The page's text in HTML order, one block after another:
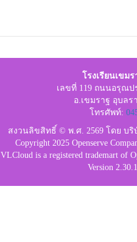
โรงเรียนเขม
เลขที่ 119 ถนนอรุณป
อ.เขมราฐ อุบลร
โทรศัพท์:
สงวนลิขสิทธิ์ © พ.ศ. 2569 โดย บ
Copyright 2025 Openserve
VLCloud is a registered trademart of
Version